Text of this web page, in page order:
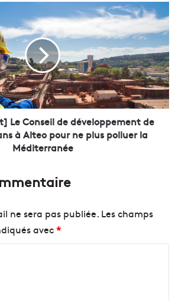
Le Conseil de développement de
à Alteo pour ne plus polluer la
Méditerranée
ne sera pas publiée. Les champs
avec*